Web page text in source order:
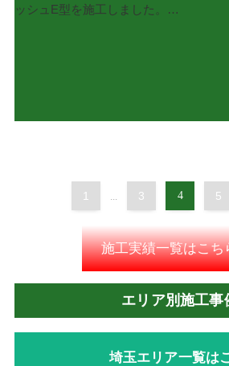
ッシュE型を施工しました。…
1 3 4 5
施工実績一覧はこ
エリア別施工事
埼玉エリア一覧は